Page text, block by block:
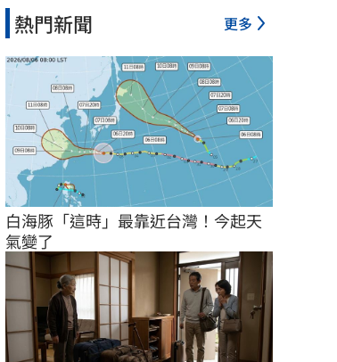
熱門新聞 更多
白海豚「這時」最靠近台灣！今起天
氣變了